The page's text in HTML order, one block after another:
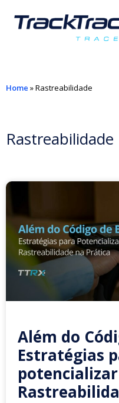
Home »Rastreabilidade
Rastreabilidade
Além do
Estratégias